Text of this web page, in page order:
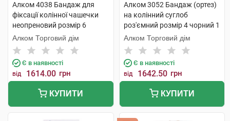
Алком 4038 Бандаж для
фіксації колінної чашечки
неопреновий розмір 6
чорний 1 шт
Алком Торговий дім
Є в наявності
від 1614.00 грн
КУПИТИ
Алком 3052 Бандаж (ортез)
на колінний суглоб
роз'ємний розмір 4 чорний 1
шт
Алком Торговий дім
Є в наявності
від 1642.50 грн
КУПИТИ